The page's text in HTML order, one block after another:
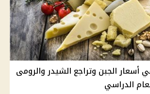
أسعار الجبن وتراجع الشيدر والرومى
الدراسي